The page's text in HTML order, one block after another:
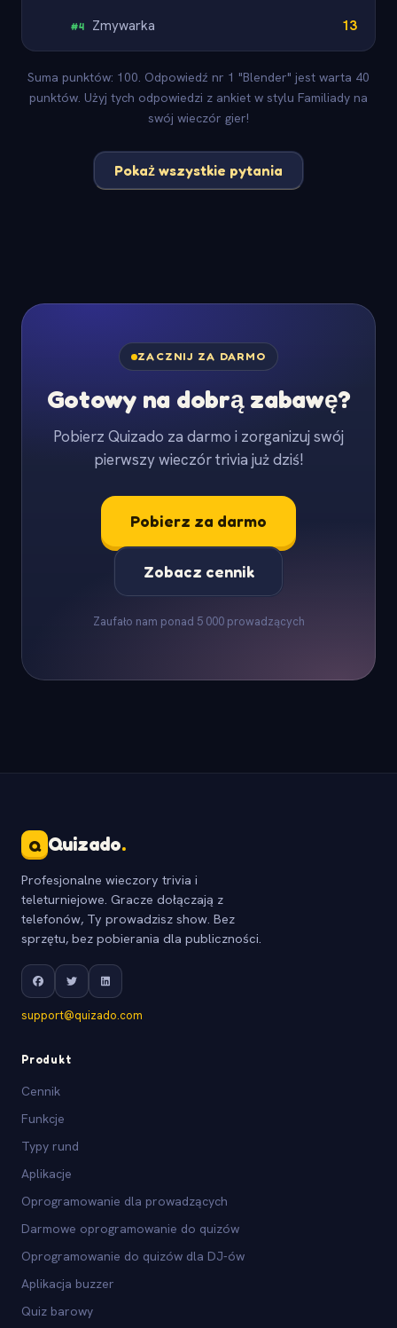
#4 Zmywarka 13
Suma punktów: 100. Odpowiedź nr 1 "Blender" jest warta 40
punktów. Użyj tych odpowiedzi z ankiet w stylu Familiady na
swój wieczór gier!
Pokaż wszystkie pytania
ZACZNIJ ZA DARMO
Gotowy na dobrą zabawę?
Pobierz Quizado za darmo i zorganizuj swój
pierwszy wieczór trivia już dziś!
Pobierz za darmo
Zobacz cennik
Zaufało nam ponad 5 000 prowadzących
Q Quizado.
Profesjonalne wieczory trivia i
teleturniejowe. Gracze dołączają z
telefonów, Ty prowadzisz show. Bez
sprzętu, bez pobierania dla publiczności.
support@quizado.com
Produkt
Cennik
Funkcje
Typy rund
Aplikacje
Oprogramowanie dla prowadzących
Darmowe oprogramowanie do quizów
Oprogramowanie do quizów dla DJ-ów
Aplikacja buzzer
Quiz barowy